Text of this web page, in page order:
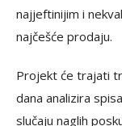
najjeftinijim i
najčešće prodaju.
Projekt će trajati
dana analizira
slučaju naglih